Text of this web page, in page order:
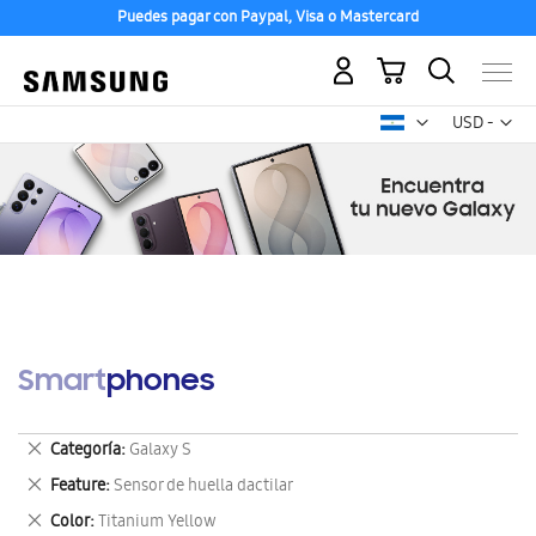
Puedes pagar con Paypal, Visa o Mastercard
USD -
dólar
Mi carrito
Smartphones
Categoría Galaxy S
Eliminar
este
artículo
Feature Sensor de huella dactilar
Eliminar
este
Color Titanium Yellow
Eliminar